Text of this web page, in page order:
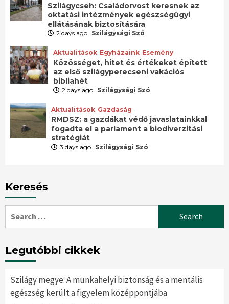
Szilágycseh: Családorvost keresnek az
oktatási intézmények egészségügyi
ellátásának biztosítására
2 days ago Szilágysági Szó
Aktualitások Egyházaink Esemény
Közösséget, hitet és értékeket épített
az első szilágyperecseni vakációs
bibliahét
2 days ago Szilágysági Szó
Aktualitások Gazdaság
RMDSZ: a gazdákat védő javaslatainkkal
fogadta el a parlament a biodiverzitási
stratégiát
3 days ago Szilágysági Szó
Keresés
for:
Legutóbbi cikkek
Szilágy megye: A munkahelyi biztonság és a mentális
egészség került a figyelem középpontjába